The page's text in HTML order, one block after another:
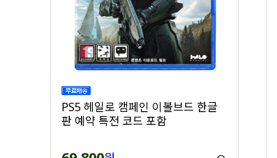
PS5 헤일로 캠페인 이볼브드 한글
판 예약 특전 코드 포함